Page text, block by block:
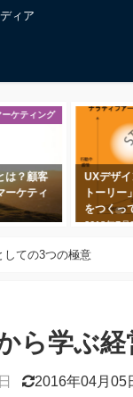
ィア
ーケティング
は？顧客
ーケティ
UXデザ
トーリー
をつくっ
2018年7月
しての3つの極意
ら学ぶ
2016年04月05